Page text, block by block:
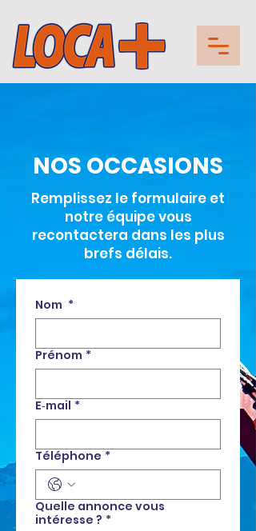
NOS OCCASIONS
Remplissez le formulaire et
notre équipe vous
recontactera dans les plus
brefs délais.
Nom *
Prénom *
E‑mail *
Téléphone *
Quelle annonce vous
intéresse ? *